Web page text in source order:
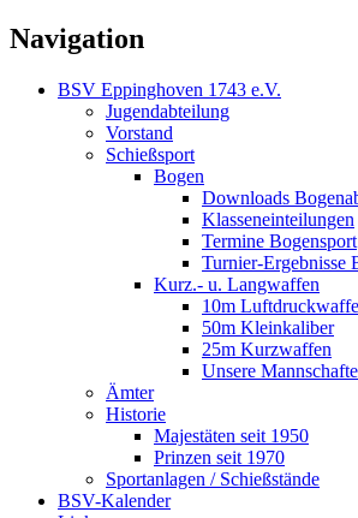
Navigation
BSV Eppinghoven 1743 e.V.
Jugendabteilung
Vorstand
Schießsport
Bogen
Downloads
Klasseneinteilungen
Termine Bogensport
Turnier-Ergebnisse
Kurz.- u. Langwaffen
10m
50m Kleinkaliber
25m Kurzwaffen
Unsere
Ämter
Historie
Majestäten seit 1950
Prinzen seit 1970
Sportanlagen / Schießstände
BSV-Kalender